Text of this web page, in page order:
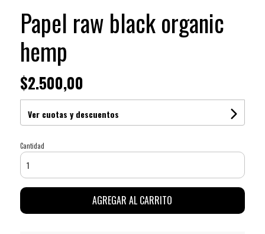
Papel raw black organic
hemp
$2.500,00
Ver cuotas y descuentos
Cantidad
AGREGAR AL CARRITO